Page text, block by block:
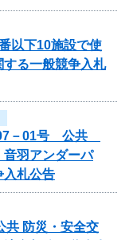
以下10施設で使
する一般競争入札
07－01号 公共
音羽アンダーパ
入札公告
防災・安全交